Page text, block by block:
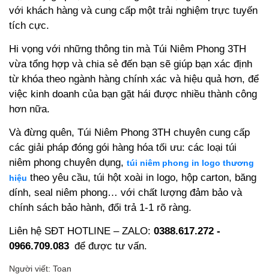
với khách hàng và cung cấp một trải nghiệm trực tuyến
tích cực.
Hi vọng với những thông tin mà Túi Niêm Phong 3TH
vừa tổng hợp và chia sẻ đến bạn sẽ giúp bạn xác định
từ khóa theo ngành hàng chính xác và hiệu quả hơn, để
việc kinh doanh của bạn gặt hái được nhiều thành công
hơn nữa.
Và đừng quên, Túi Niêm Phong 3TH chuyên cung cấp
các giải pháp đóng gói hàng hóa tối ưu: các loại túi
niêm phong chuyên dụng, túi niêm phong in logo thương
hiệu theo yêu cầu, túi hột xoài in logo, hộp carton, băng
dính, seal niêm phong… với chất lượng đảm bảo và
chính sách bảo hành, đổi trả 1-1 rõ ràng.
Liên hệ SĐT HOTLINE – ZALO: 0388.617.272 -
0966.709.083 để được tư vấn.
Người viết: Toan